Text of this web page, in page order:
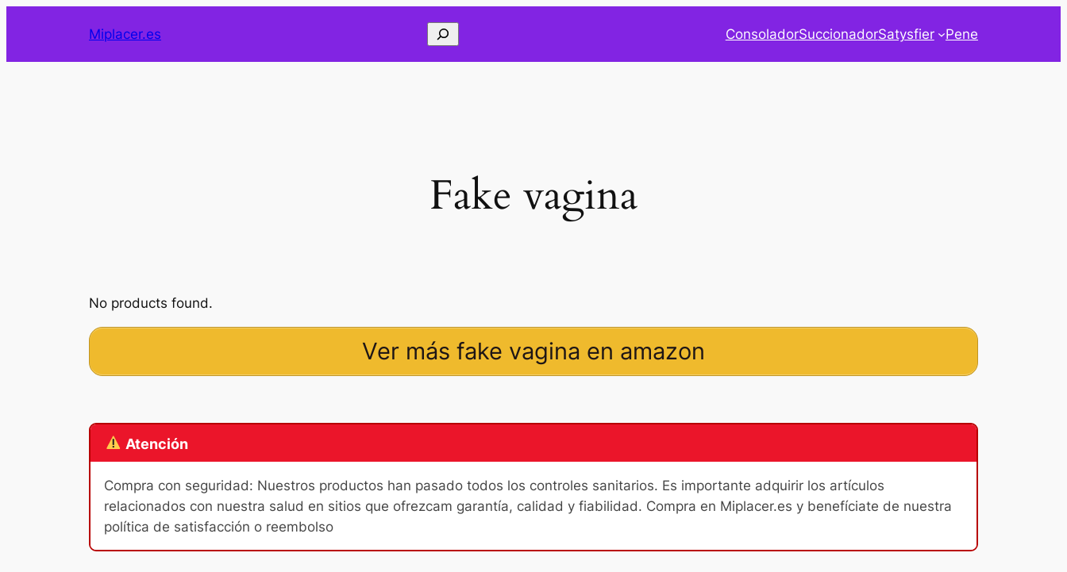
Miplacer.es Buscar ConsoladorSuccionadorSatysfier Pene
Fake vagina
No products found.
Ver más fake vagina en amazon
Atención
Compra con seguridad: Nuestros productos han pasado todos los controles sanitarios. Es importante adquirir los artículos
relacionados con nuestra salud en sitios que ofrezcam garantía, calidad y fiabilidad. Compra en Miplacer.es y benefíciate de nuestra
política de satisfacción o reembolso